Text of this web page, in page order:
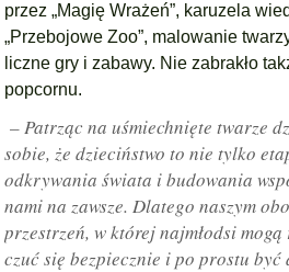
przez „Magię Wrażeń”, karuzela
„Przebojowe Zoo”, malowanie
liczne gry i zabawy. Nie zabrakło
popcornu.
– Patrząc na uśmiechnięte twarze
sobie, że dzieciństwo to nie tylko
odkrywania świata i budowania
nami na zawsze. Dlatego naszym
przestrzeń, w której najmłodsi
czuć się bezpiecznie i po prostu być